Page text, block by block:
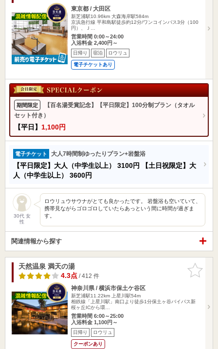
東京都 / 大田区
新芝浦駅10.96km 大森海岸駅584m
京浜急行線 平和島駅徒歩約12分/ワンコインバス3分（100
円）、Ｊ…
営業時間 0:00～24:00
入浴料金 2,400円～
日帰り 宿泊 ロウリュ
電子チケットあり
期間限定
【百名湯受賞記念】【平日限定】100分制プラン（タオル
セット付き）
【平日】 1,100円
電子チケット 大人7時間制ゆったりプラン+岩盤浴
【平日限定】大人（中学生以上） 3100円
【土日祝限定】大
人（中学生以上） 3600円
30代 女
性
ロウリュウサウナがとても良かったです。 岩盤浴も空いていて、
携帯見ながらゴロゴロしていたらあっという間に時間が過ぎま
す。
関連情報から探す
お気に入
りに追加
天然温泉 満天の湯
4.3点/ 412 件
神奈川県 / 横浜市保土ケ谷区
新芝浦駅11.22km
上星川駅54m
相鉄線「上星川駅」南口より徒歩1分保土ヶ谷バイパス新
桜ヶ丘ICから環…
営業時間 6:00～25:00
入浴料金 1,100円～
日帰り ロウリュ
クーポンあり